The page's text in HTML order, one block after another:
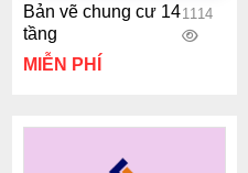
Bản vẽ chung cư 14
tầng
1114
MIỄN PHÍ